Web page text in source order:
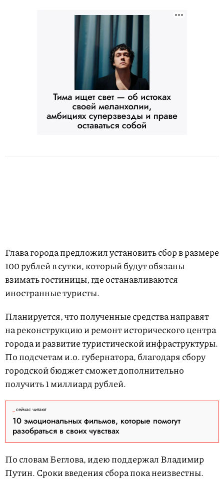
Глава города предложил установить сбор в размере
100 рублей в сутки, который будут обязаны
взимать гостиницы, где останавливаются
иностранные туристы.
Планируется, что полученные средства направят
на реконструкцию и ремонт исторического центра
города и развитие туристической инфраструктуры.
По подсчетам и.о. губернатора, благодаря сбору
городской бюджет сможет дополнительно
получить 1 миллиард рублей.
сейчас читают
10 эмоциональных фильмов, которые помогут
разобраться в своих чувствах
По словам Беглова, идею поддержал Владимир
Путин. Сроки введения сбора пока неизвестны.